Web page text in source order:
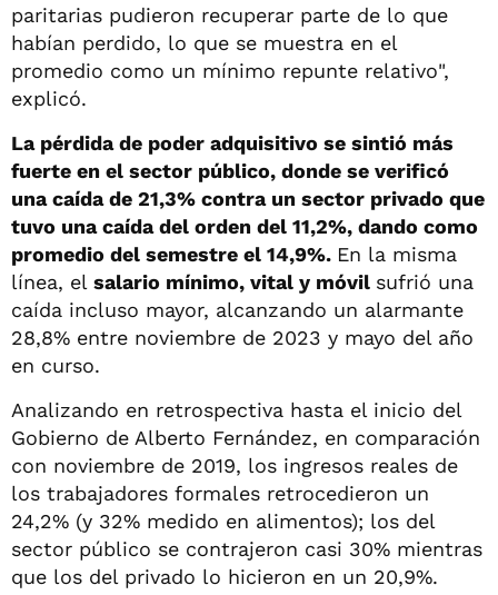
paritarias pudieron recuperar parte de lo que
habían perdido, lo que se muestra en el
promedio como un mínimo repunte relativo",
explicó.
La pérdida de poder adquisitivo se sintió más
fuerte en el sector público, donde se verificó
una caída de 21,3% contra un sector privado que
tuvo una caída del orden del 11,2%, dando como
promedio del semestre el 14,9%. En la misma
línea, el salario mínimo, vital y móvil sufrió una
caída incluso mayor, alcanzando un alarmante
28,8% entre noviembre de 2023 y mayo del año
en curso.
Analizando en retrospectiva hasta el inicio del
Gobierno de Alberto Fernández, en comparación
con noviembre de 2019, los ingresos reales de
los trabajadores formales retrocedieron un
24,2% (y 32% medido en alimentos); los del
sector público se contrajeron casi 30% mientras
que los del privado lo hicieron en un 20,9%.